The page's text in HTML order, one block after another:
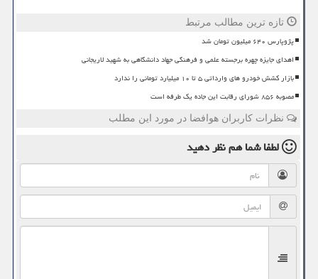
تازه ترین مطالب مرتبط
پژوپارس ۶۴۰ میلیون تومان شد
اهدای جایزه چهره برجسته علمی و فرهنگی جهاد دانشگاهی به شهید لاریجانی
بازار کشش خودرو های وارداتی ۵ تا ۱۰ میلیارد تومانی را ندارد
مصوبه ۸۵۶ شورای رقابت این جاده یک طرفه است
نظرات کاربران هوافضا در مورد این مطلب
لطفا شما همنظر دهید